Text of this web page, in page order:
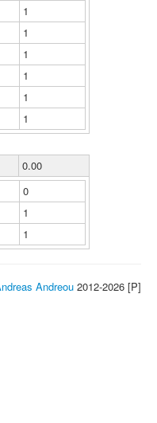
1
1
1
1
1
1
0.00
0
1
1
Andreou 2012-2026 [P]